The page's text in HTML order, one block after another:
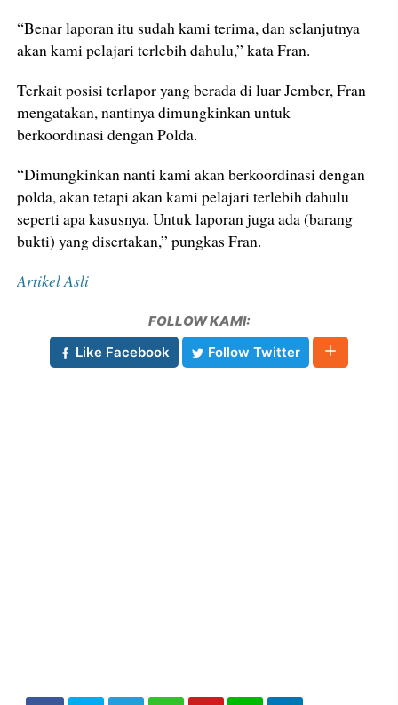
“Benar laporan itu sudah kami terima, dan selanjutnya
akan kami pelajari terlebih dahulu,” kata Fran.
Terkait posisi terlapor yang berada di luar Jember, Fran
mengatakan, nantinya dimungkinkan untuk
berkoordinasi dengan Polda.
“Dimungkinkan nanti kami akan berkoordinasi dengan
polda, akan tetapi akan kami pelajari terlebih dahulu
seperti apa kasusnya. Untuk laporan juga ada (barang
bukti) yang disertakan,” pungkas Fran.
Artikel Asli
FOLLOW KAMI:
Like Facebook
Follow Twitter